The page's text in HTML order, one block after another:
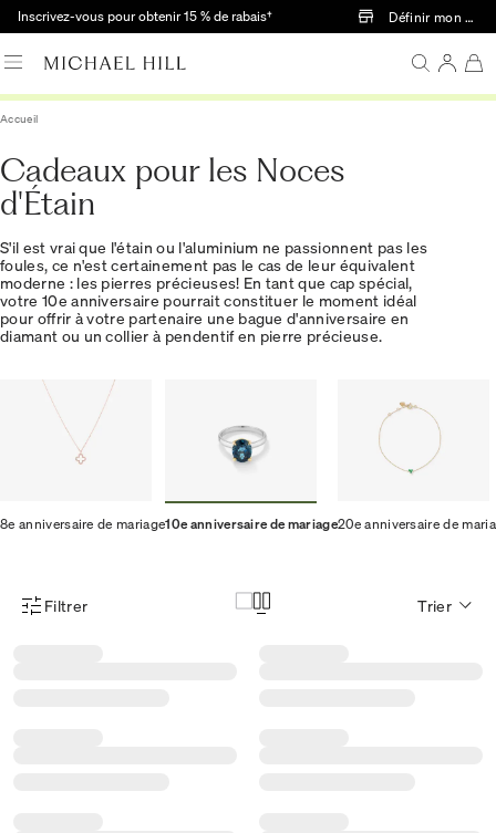
Passer au contenu principal
Inscrivez-vous pour obtenir 15 % de rabais† Définir mon
Accueil
Cadeaux pour les Noces
d'Étain
S'il est vrai que l'étain ou l'aluminium ne passionnent pas les
foules, ce n'est certainement pas le cas de leur équivalent
moderne : les pierres précieuses! En tant que cap spécial,
votre 10e anniversaire pourrait constituer le moment idéal
pour offrir à votre partenaire une bague d'anniversaire en
diamant ou un collier à pendentif en pierre précieuse.
8e anniversaire de mariage10e anniversaire de mariage20e anniversaire de
Menu des filtres d'articles
Filtrer Trier